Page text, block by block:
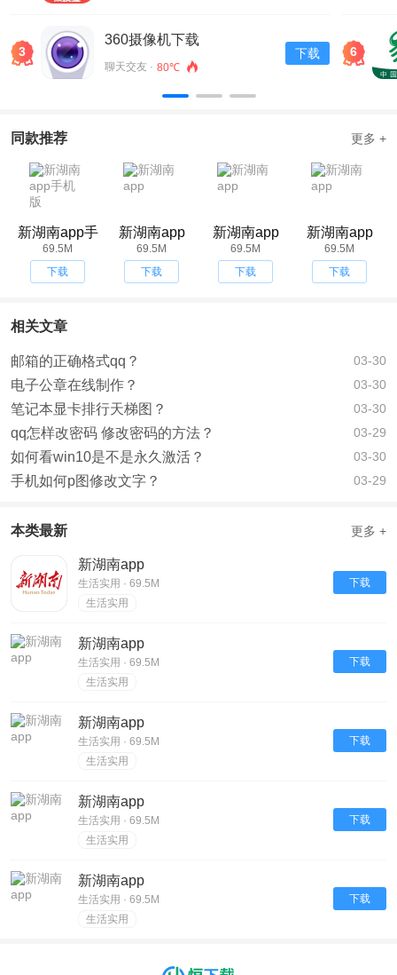
3
360摄像机下载
聊天交友 · 80℃
下载 6
同款推荐 更多 +
新湖南app手
机版
69.5M
下载
新湖南app
69.5M
下载
新湖南app
69.5M
下载
新湖南app
69.5M
下载
相关文章
邮箱的正确格式qq？ 03-30
电子公章在线制作？ 03-30
笔记本显卡排行天梯图？ 03-30
qq怎样改密码 修改密码的方法？ 03-29
如何看win10是不是永久激活？ 03-30
手机如何p图修改文字？ 03-29
本类最新 更多 +
新湖南app
生活实用 · 69.5M
生活实用
下载
新湖南app
生活实用 · 69.5M
生活实用
下载
新湖南app
生活实用 · 69.5M
生活实用
下载
新湖南app
生活实用 · 69.5M
生活实用
下载
新湖南app
生活实用 · 69.5M
生活实用
下载